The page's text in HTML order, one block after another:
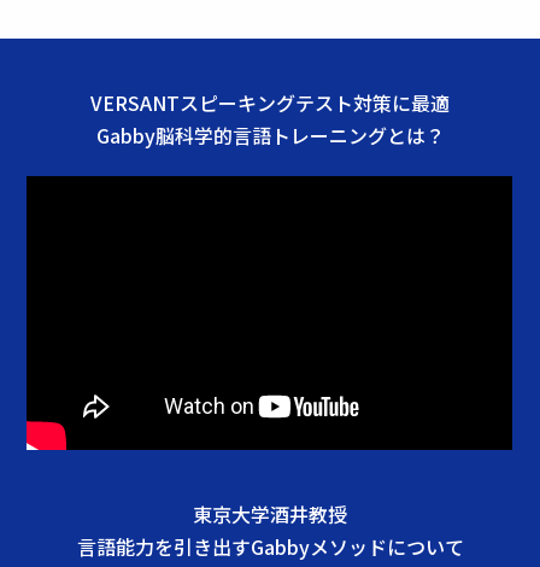
VERSANTスピーキングテスト対策に最適
Gabby脳科学的言語トレーニングとは？
東京大学酒井教授
言語能力を引き出すGabbyメソッドについて